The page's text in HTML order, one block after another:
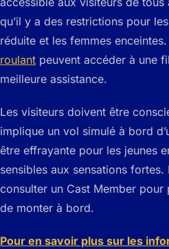
qu’il y a des restrictions pour
réduite et les femmes
roulant peuvent accéder à une
meilleure assistance.
Les visiteurs doivent être
implique un vol simulé à bord
être effrayante pour les jeunes
sensibles aux sensations
consulter un Cast Member pour
de monter à bord.
Pour en savoir plus sur les